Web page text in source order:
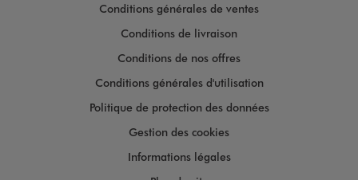
Conditions générales de ventes
Conditions de livraison
Conditions de nos offres
Conditions générales d'utilisation
Politique de protection des données
Gestion des cookies
Informations légales